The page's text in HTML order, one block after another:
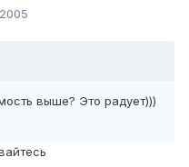
выше? Это радует)))